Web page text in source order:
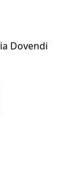
Dovendi